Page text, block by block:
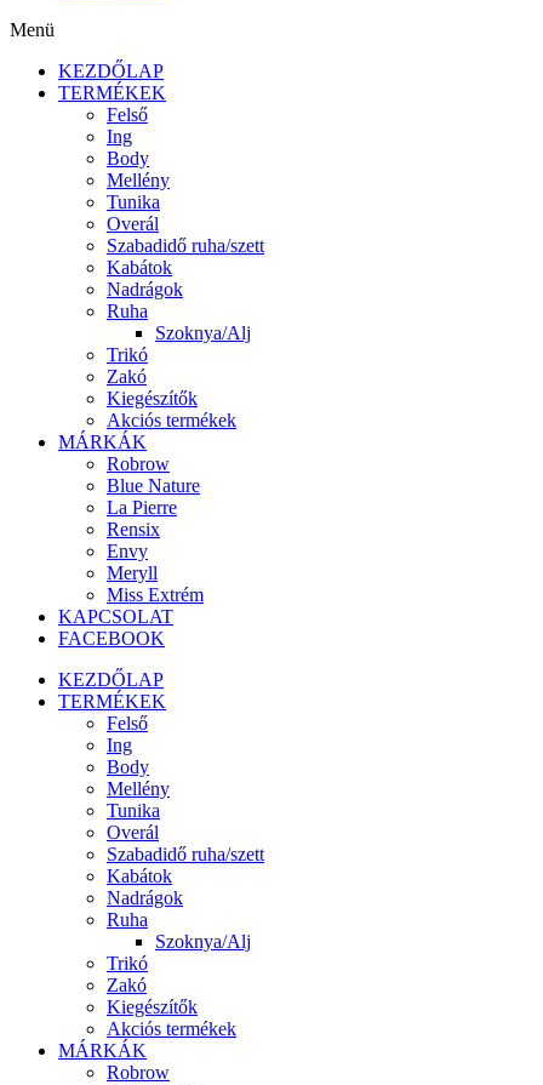
Menü
KEZDŐLAP
TERMÉKEK
Felső
Ing
Body
Mellény
Tunika
Overál
Szabadidő ruha/szett
Kabátok
Nadrágok
Ruha
Szoknya/Alj
Trikó
Zakó
Kiegészítők
Akciós termékek
MÁRKÁK
Robrow
Blue Nature
La Pierre
Rensix
Envy
Meryll
Miss Extrém
KAPCSOLAT
FACEBOOK
KEZDŐLAP
TERMÉKEK
Felső
Ing
Body
Mellény
Tunika
Overál
Szabadidő ruha/szett
Kabátok
Nadrágok
Ruha
Szoknya/Alj
Trikó
Zakó
Kiegészítők
Akciós termékek
MÁRKÁK
Robrow